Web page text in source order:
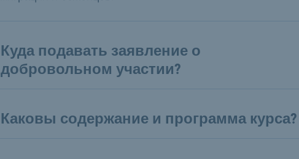
Куда подавать заявление о
добровольном участии?
Каковы содержание и программа курса?